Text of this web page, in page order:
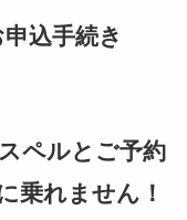
申込手続き
ペルとご予約
乗れません！